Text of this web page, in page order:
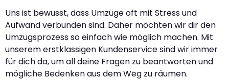
Uns ist bewusst, dass Umzüge oft mit Stress und
Aufwand verbunden sind. Daher möchten wir dir den
Umzugsprozess so einfach wie möglich machen. Mit
unserem erstklassigen Kundenservice sind wir immer
für dich da, um all deine Fragen zu beantworten und
mögliche Bedenken aus dem Weg zu räumen.